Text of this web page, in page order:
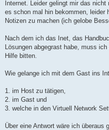
Internet. Leider gelingt mir das
es schon mal hin bekommen, leider
Notizen zu machen (ich gelobe
Nach dem ich das Inet, das
Lösungen abgegrast habe, muss
Hilfe bitten.
Wie gelange ich mit dem Gast ins
1. im Host zu tätigen,
2. im Gast und
3. welche in den Virtuell Network
Über eine Antwort wäre ich überaus